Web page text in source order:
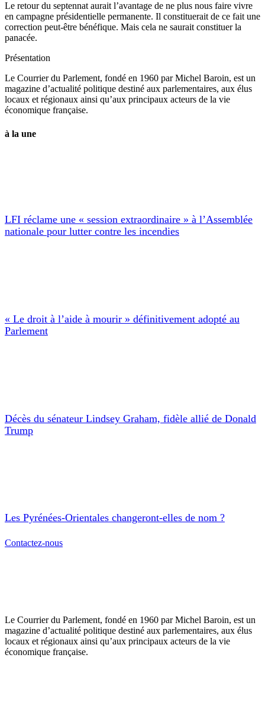
Le retour du septennat aurait l’avantage de ne plus nous faire vivre
en campagne présidentielle permanente. Il constituerait de ce fait une
correction peut-être bénéfique. Mais cela ne saurait constituer la
panacée.
Présentation
Le Courrier du Parlement, fondé en 1960 par Michel Baroin, est un
magazine d’actualité politique destiné aux parlementaires, aux élus
locaux et régionaux ainsi qu’aux principaux acteurs de la vie
économique française.
à la une
LFI réclame une « session extraordinaire » à l’Assemblée
nationale pour lutter contre les incendies
« Le droit à l’aide à mourir » définitivement adopté au
Parlement
Décès du sénateur Lindsey Graham, fidèle allié de Donald
Trump
Les Pyrénées-Orientales changeront-elles de nom ?
Contactez-nous
Le Courrier du Parlement, fondé en 1960 par Michel Baroin, est un
magazine d’actualité politique destiné aux parlementaires, aux élus
locaux et régionaux ainsi qu’aux principaux acteurs de la vie
économique française.